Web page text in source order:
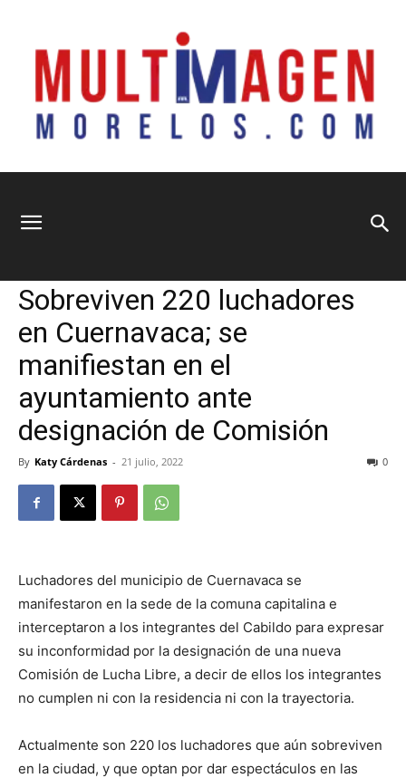
Morelos
Sobreviven 220 luchadores
en Cuernavaca; se
manifiestan en el
ayuntamiento ante
designación de Comisión
By Katy Cárdenas - 21 julio, 2022 0
Luchadores del municipio de Cuernavaca se
manifestaron en la sede de la comuna capitalina e
interceptaron a los integrantes del Cabildo para expresar
su inconformidad por la designación de una nueva
Comisión de Lucha Libre, a decir de ellos los integrantes
no cumplen ni con la residencia ni con la trayectoria.
Actualmente son 220 los luchadores que aún sobreviven
en la ciudad, y que optan por dar espectáculos en las